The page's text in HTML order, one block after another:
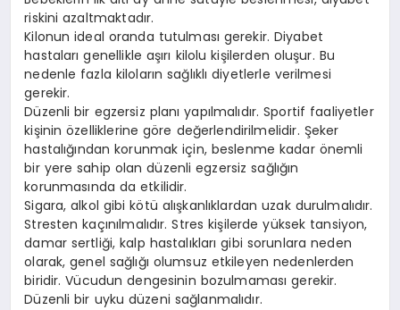
riskini azaltmaktadır.
Kilonun ideal oranda tutulması gerekir. Diyabet
hastaları genellikle aşırı kilolu kişilerden oluşur. Bu
nedenle fazla kiloların sağlıklı diyetlerle verilmesi
gerekir.
Düzenli bir egzersiz planı yapılmalıdır. Sportif faaliyetler
kişinin özelliklerine göre değerlendirilmelidir. Şeker
hastalığından korunmak için, beslenme kadar önemli
bir yere sahip olan düzenli egzersiz sağlığın
korunmasında da etkilidir.
Sigara, alkol gibi kötü alışkanlıklardan uzak durulmalıdır.
Stresten kaçınılmalıdır. Stres kişilerde yüksek tansiyon,
damar sertliği, kalp hastalıkları gibi sorunlara neden
olarak, genel sağlığı olumsuz etkileyen nedenlerden
biridir. Vücudun dengesinin bozulmaması gerekir.
Düzenli bir uyku düzeni sağlanmalıdır.